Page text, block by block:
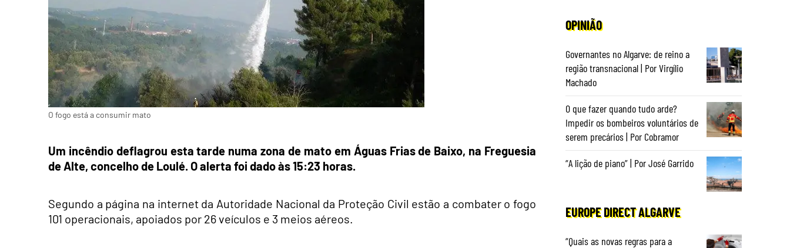
O fogo está a consumir mato
Um incêndio deflagrou esta tarde numa zona de mato em Águas Frias de Baixo, na Freguesia
de Alte, concelho de Loulé. O alerta foi dado às 15:23 horas.
Segundo a página na internet da Autoridade Nacional da Proteção Civil estão a combater o fogo
101 operacionais, apoiados por 26 veículos e 3 meios aéreos.
OPINIÃO
Governantes no Algarve: de reino a
região transnacional | Por Virgílio
Machado
O que fazer quando tudo arde?
Impedir os bombeiros voluntários de
serem precários | Por Cobramor
“A lição de piano” | Por José Garrido
EUROPE DIRECT ALGARVE
“Quais as novas regras para a